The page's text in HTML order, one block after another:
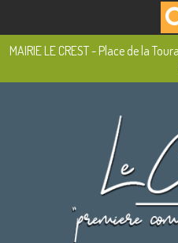
MAIRIE LE CREST - Place de la